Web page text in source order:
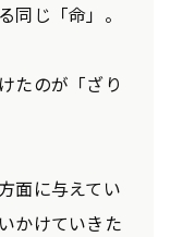
同じ「命」。
たのが「ざり
面に与えてい
かけていきた